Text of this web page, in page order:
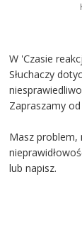
W 'Czasie
Słuchaczy
Zapraszamy
Masz problem,
lub napisz.